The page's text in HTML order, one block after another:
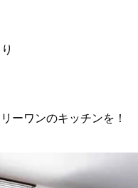
ーワンのキッチンを！